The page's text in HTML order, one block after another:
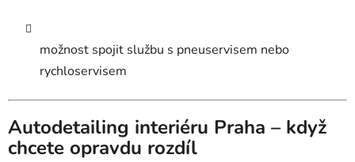
možnost spojit službu s pneuservisem nebo
rychloservisem
Autodetailing interiéru Praha – když
chcete opravdu rozdíl